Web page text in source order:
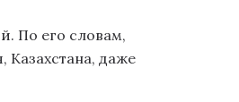
По его словам,
Казахстана, даже